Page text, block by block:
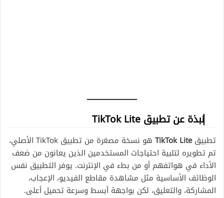
نبذة عن تطبيق TikTok Lite
تطبيقTikTok Lite
هو نسخة مصغرة من تطبيق TikTok الأصلي،
تم تطويره لتلبية احتياجات المستخدمين الذين يعانون من ضعف
الأداء في هواتفهم أو من بطء في الإنترنت. يوفر التطبيق نفس
الوظائف الأساسية مثل مشاهدة مقاطع الفيديو، الإعجاب،
المشاركة، والتعليق، لكن بواجهة أبسط وسرعة تحميل أعلى.